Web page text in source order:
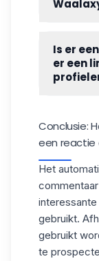
die al in
Is er
er een
Conclusie:
een
Het
gebruikt.
gebruikt
te